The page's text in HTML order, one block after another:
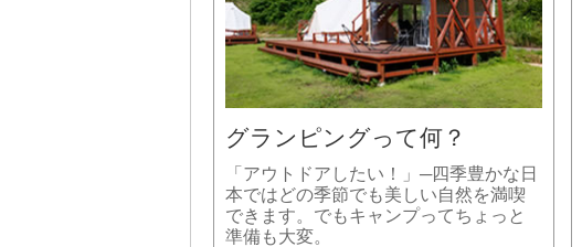
グランピングって何？
「アウトドアしたい！」─四季豊かな日
本ではどの季節でも美しい自然を満喫
できます。でもキャンプってちょっと
準備も大変。